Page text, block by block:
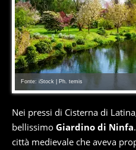
Fonte: iStock | Ph. temis
Nei pressi di Cisterna di
bellissimo Giardino di Ninfa
città medievale che aveva